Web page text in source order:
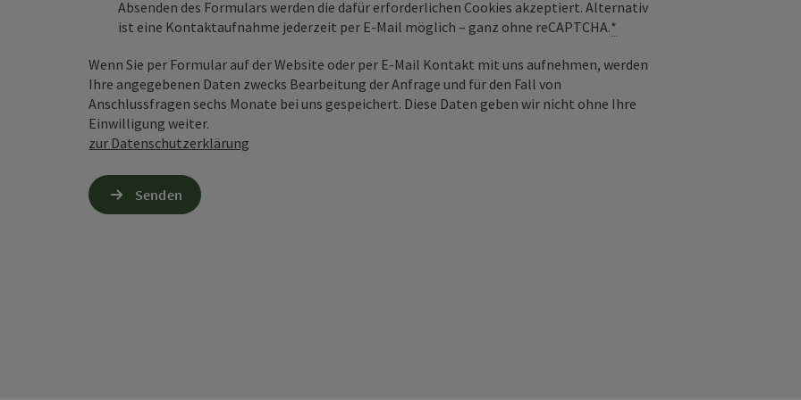
Absenden des Formulars werden die dafür erforderlichen Cookies akzeptiert. Alternativ
ist eine Kontaktaufnahme jederzeit per E-Mail möglich – ganz ohne reCAPTCHA.*
Wenn Sie per Formular auf der Website oder per E-Mail Kontakt mit uns aufnehmen, werden
Ihre angegebenen Daten zwecks Bearbeitung der Anfrage und für den Fall von
Anschlussfragen sechs Monate bei uns gespeichert. Diese Daten geben wir nicht ohne Ihre
Einwilligung weiter.
zur Datenschutzerklärung
Senden